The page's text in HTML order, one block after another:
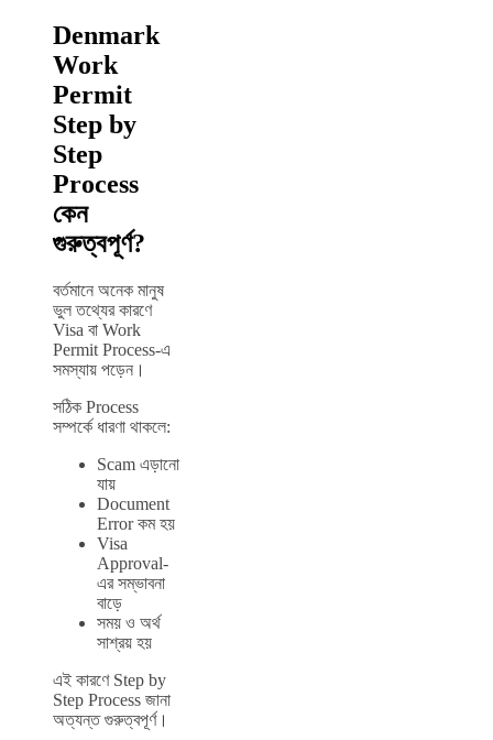
Denmark
Work
Permit
Step by
Step
Process
কেন
গুরুত্বপূর্ণ?
বর্তমানে অনেক মানুষ
ভুল তথ্যের কারণে
Visa বা Work
Permit Process-এ
সমস্যায় পড়েন।
সঠিক Process
সম্পর্কে ধারণা থাকলে:
Scam এড়ানো
যায়
Document
Error কম হয়
Visa
Approval-
এর সম্ভাবনা
বাড়ে
সময় ও অর্থ
সাশ্রয় হয়
এই কারণে Step by
Step Process জানা
অত্যন্ত গুরুত্বপূর্ণ।